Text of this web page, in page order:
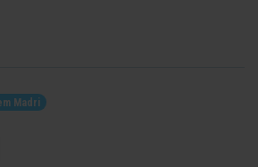
Madri